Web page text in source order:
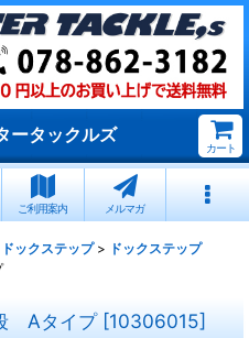
ータックルズ
カート
ご利用案内 メルマガ
ックステップ > ドックステップ
Aタイプ [10306015]